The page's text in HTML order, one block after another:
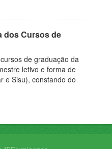
dos Cursos de
de graduação da
letivo e forma de
e Sisu), constando do